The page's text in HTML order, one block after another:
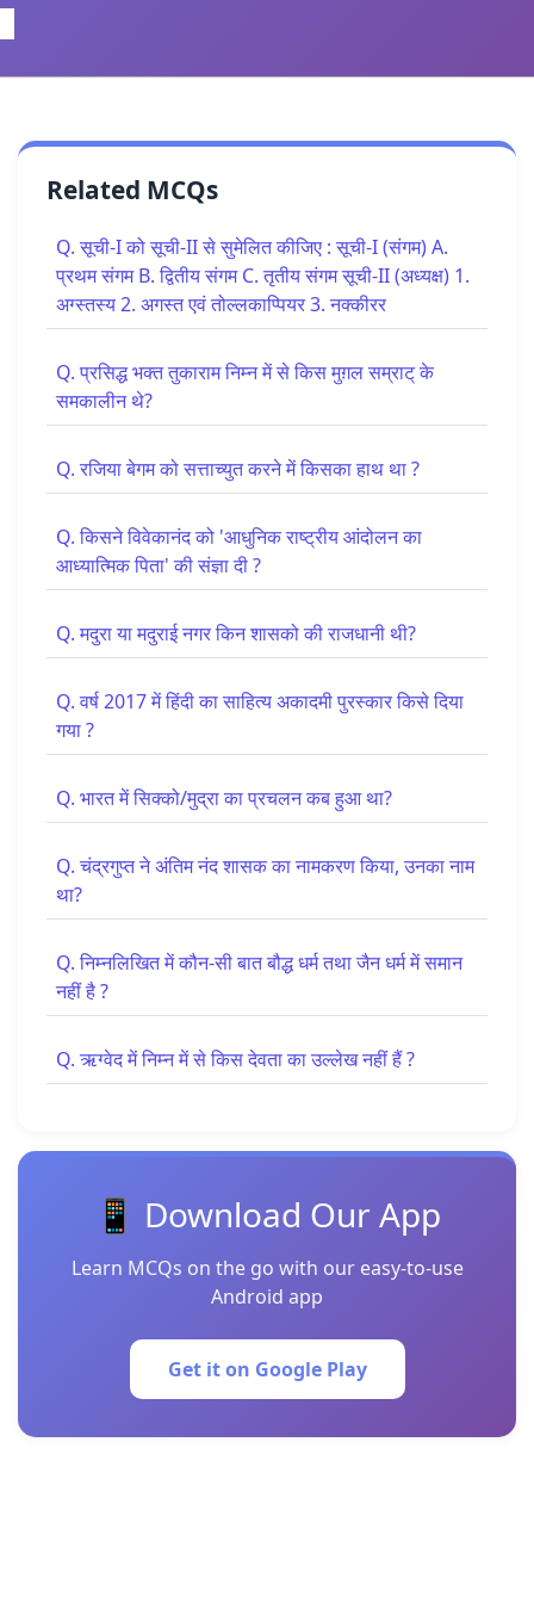
Related MCQs
Q. सूची-I को सूची-II से सुमेलित कीजिए : सूची-I (संगम) A.
प्रथम संगम B. द्वितीय संगम C. तृतीय संगम सूची-II (अध्यक्ष) 1.
अग्स्तस्य 2. अगस्त एवं तोल्लकाप्पियर 3. नक्कीरर
Q. प्रसिद्ध भक्त तुकाराम निम्न में से किस मुग़ल सम्राट् के
समकालीन थे?
Q. रजिया बेगम को सत्ताच्युत करने में किसका हाथ था ?
Q. किसने विवेकानंद को 'आधुनिक राष्ट्रीय आंदोलन का
आध्यात्मिक पिता' की संज्ञा दी ?
Q. मदुरा या मदुराई नगर किन शासको की राजधानी थी?
Q. वर्ष 2017 में हिंदी का साहित्य अकादमी पुरस्कार किसे दिया
गया ?
Q. भारत में सिक्को/मुद्रा का प्रचलन कब हुआ था?
Q. चंद्रगुप्त ने अंतिम नंद शासक का नामकरण किया, उनका नाम
था?
Q. निम्नलिखित में कौन-सी बात बौद्ध धर्म तथा जैन धर्म में समान
नहीं है ?
Q. ऋग्वेद में निम्न में से किस देवता का उल्लेख नहीं हैं ?
📱 Download Our App
Learn MCQs on the go with our easy-to-use
Android app
Get it on Google Play